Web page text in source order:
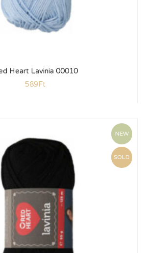
Heart Lavinia 00010
589Ft
NEW
SOLD